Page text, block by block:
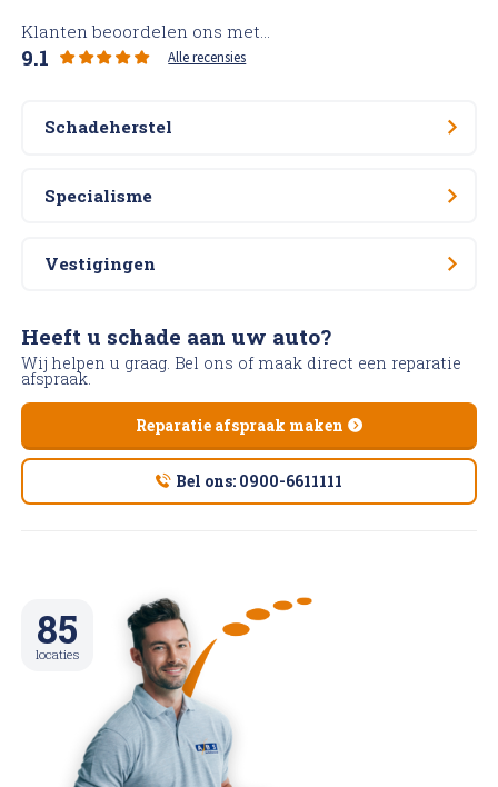
Klanten beoordelen ons met...
9.1 Alle recensies
Schadeherstel
Specialisme
Vestigingen
85
locaties
Heeft u schade aan uw auto?
Wij helpen u graag. Bel ons of maak direct een reparatie
afspraak.
Reparatie afspraak maken
Bel ons: 0900-6611111